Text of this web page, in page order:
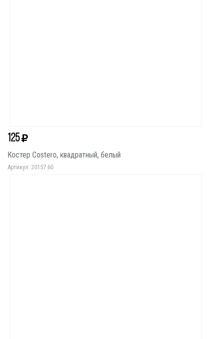
125
Костер Costero, квадратный, белый
Артикул: 20157.60